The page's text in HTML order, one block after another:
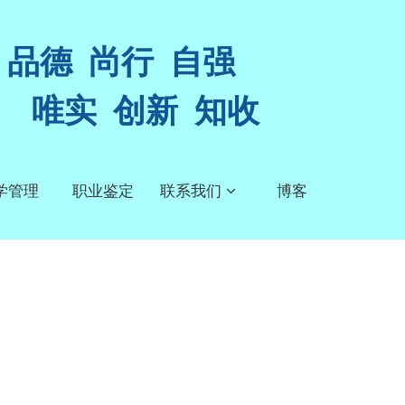
管理 职业鉴定 联系我们 博客
品德 尚行 自强
唯实 创新 知收